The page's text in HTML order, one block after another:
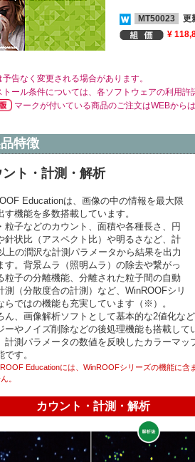
MT50023
更
¥
予告なく変更される場合があります。
トール条件については、各ソフトウェアの利用許
マークが付いている商品のご注文はWEBから
特徴
ント・計測・解析
Educationは、画像の中の情報を最大限
す機能を多数搭載しています。
粒子などのカウント、面積や各種長さ、円
針状比（アスペクト比）や明るさなど、計
上の潤沢な計測パラメータから結果を出力
す。背景ムラ（照明ムラ）の除去や繋がっ
粒子の分離機能、分離された粒子間の自動
測（分散度合の計測）など、WinROOFシリ
らではの機能も充実しています（※）。
ん、画像解析ソフトとして基本的な2値化な
ーやノイズ削除などの後処理機能も搭載し
計測パラメータの数値を反映したカラーマ
です。
Educationには、WinROOFシリーズの機能に含
。
カウント・計測・解析